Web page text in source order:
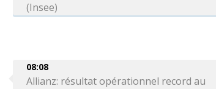
(Insee)
08:08
Allianz: résultat opérationnel record au